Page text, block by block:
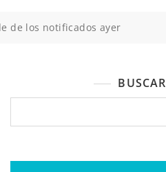
de los notificados ayer
BUSCAR